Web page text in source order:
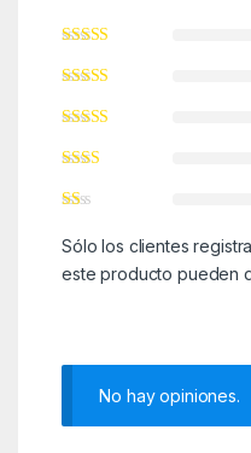
Sólo los clientes
este producto pueden
No hay opiniones.